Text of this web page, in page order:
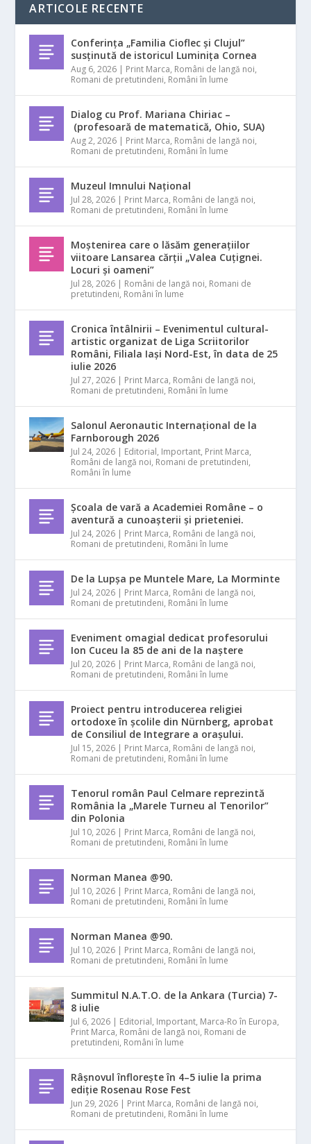
ARTICOLE RECENTE
Conferința „Familia Cioflec și Clujul”
susținută de istoricul Luminița Cornea
Aug 6, 2026 | Print Marca, Români de langă noi,
Romani de pretutindeni, Români în lume
Dialog cu Prof. Mariana Chiriac –
(profesoară de matematică, Ohio, SUA)
Aug 2, 2026 | Print Marca, Români de langă noi,
Romani de pretutindeni, Români în lume
Muzeul Imnului Național
Jul 28, 2026 | Print Marca, Români de langă noi,
Romani de pretutindeni, Români în lume
Moștenirea care o lăsăm generațiilor
viitoare Lansarea cărții „Valea Cuțignei.
Locuri și oameni”
Jul 28, 2026 | Români de langă noi, Romani de
pretutindeni, Români în lume
Cronica întâlnirii – Evenimentul cultural-
artistic organizat de Liga Scriitorilor
Români, Filiala Iași Nord-Est, în data de 25
iulie 2026
Jul 27, 2026 | Print Marca, Români de langă noi,
Romani de pretutindeni, Români în lume
Salonul Aeronautic Internațional de la
Farnborough 2026
Jul 24, 2026 | Editorial, Important, Print Marca,
Români de langă noi, Romani de pretutindeni,
Români în lume
Școala de vară a Academiei Române – o
aventură a cunoașterii și prieteniei.
Jul 24, 2026 | Print Marca, Români de langă noi,
Romani de pretutindeni, Români în lume
De la Lupșa pe Muntele Mare, La Morminte
Jul 24, 2026 | Print Marca, Români de langă noi,
Romani de pretutindeni, Români în lume
Eveniment omagial dedicat profesorului
Ion Cuceu la 85 de ani de la naștere
Jul 20, 2026 | Print Marca, Români de langă noi,
Romani de pretutindeni, Români în lume
Proiect pentru introducerea religiei
ortodoxe în școlile din Nürnberg, aprobat
de Consiliul de Integrare a orașului.
Jul 15, 2026 | Print Marca, Români de langă noi,
Romani de pretutindeni, Români în lume
Tenorul român Paul Celmare reprezintă
România la „Marele Turneu al Tenorilor”
din Polonia
Jul 10, 2026 | Print Marca, Români de langă noi,
Romani de pretutindeni, Români în lume
Norman Manea @90.
Jul 10, 2026 | Print Marca, Români de langă noi,
Romani de pretutindeni, Români în lume
Norman Manea @90.
Jul 10, 2026 | Print Marca, Români de langă noi,
Romani de pretutindeni, Români în lume
Summitul N.A.T.O. de la Ankara (Turcia) 7-
8 iulie
Jul 6, 2026 | Editorial, Important, Marca-Ro în Europa,
Print Marca, Români de langă noi, Romani de
pretutindeni, Români în lume
Râșnovul înflorește în 4–5 iulie la prima
ediție Rosenau Rose Fest
Jun 29, 2026 | Print Marca, Români de langă noi,
Romani de pretutindeni, Români în lume